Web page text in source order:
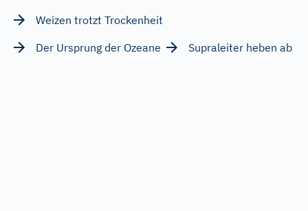
Weizen trotzt Trockenheit
Der Ursprung der Ozeane
Supraleiter heben ab